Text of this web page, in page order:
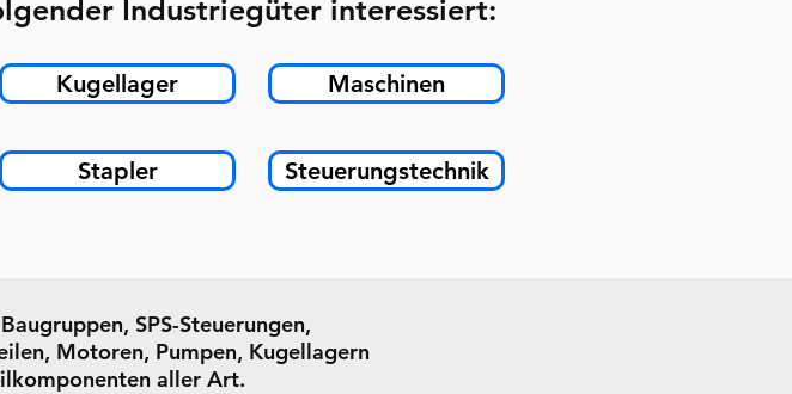
Industriegüter interessiert:
Kugellager Maschinen
Stapler Steuerungstechnik
SPS-Steuerungen,
Motoren, Pumpen, Kugellagern
aller Art.